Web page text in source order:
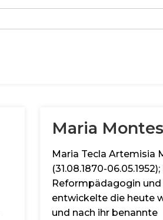
Maria
Maria Tecla Artemisia
(31.08.1870-
Reformpädagogin und
entwickelte die heute
und nach ihr benannte